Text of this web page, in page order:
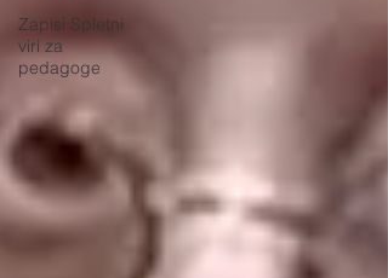
Zapisi Spletni
viri za
pedagoge